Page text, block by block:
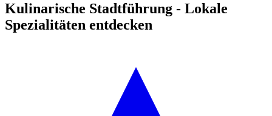
Kulinarische Stadtführung - Lokale
Spezialitäten entdecken